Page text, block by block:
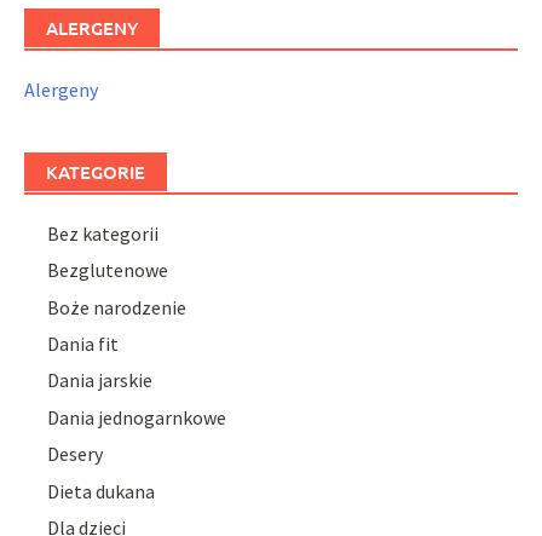
ALERGENY
Alergeny
KATEGORIE
Bez kategorii
Bezglutenowe
Boże narodzenie
Dania fit
Dania jarskie
Dania jednogarnkowe
Desery
Dieta dukana
Dla dzieci